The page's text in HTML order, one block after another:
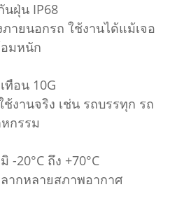
นฝุ่น IP68
ายนอกรถ ใช้งานได้แม้เจอ
มหนัก
ทือน 10G
งานจริง เช่น รถบรรทุก รถ
กรรม
20°C ถึง +70°C
ากหลายสภาพอากาศ